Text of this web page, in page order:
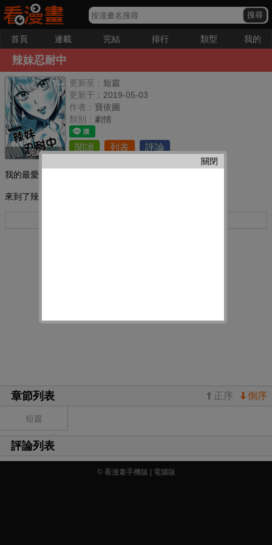
首頁 連載 完結 排行 類型 我的
辣妹忍耐中
完結
更新至： 短篇
更新于： 2019-05-03
作者： 寶依圖
類別： 劇情
閱讀 列表 評論
我的最愛：
來到了辣妹女友的家,可是她好像一直在忍耐……
章節列表 倒序
正序
短篇
評論列表
關閉
© 看漫畫手機版 | 電腦版